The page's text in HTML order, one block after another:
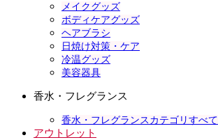
メイクグッズ
ボディケアグッズ
ヘアブラシ
日焼け対策・ケア
冷温グッズ
美容器具
香水・フレグランス
香水・フレグランスカテゴリすべて
アウトレット